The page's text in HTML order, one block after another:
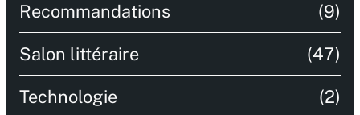
Recommandations (9)
Salon littéraire (47)
Technologie (2)